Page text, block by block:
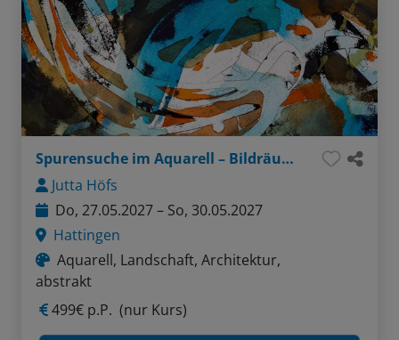
Spurensuche im Aquarell – Bildräume und Schichtungen
Jutta Höfs
Do, 27.05.2027 – So, 30.05.2027
Hattingen
Aquarell, Landschaft, Architektur,
abstrakt
499€ p.P. (nur Kurs)